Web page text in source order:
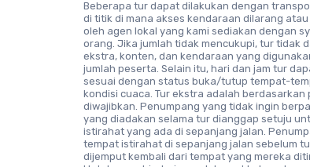
Beberapa tur dapat dilakukan dengan
di titik di mana akses kendaraan dilarang
oleh agen lokal yang kami sediakan dengan
orang. Jika jumlah tidak mencukupi, tur tidak
ekstra, konten, dan kendaraan yang
jumlah peserta. Selain itu, hari dan jam tur
sesuai dengan status buka/tutup tempat-
kondisi cuaca. Tur ekstra adalah
diwajibkan. Penumpang yang tidak ingin
yang diadakan selama tur dianggap setuju
istirahat yang ada di sepanjang jalan.
tempat istirahat di sepanjang jalan sebelum
dijemput kembali dari tempat yang mereka